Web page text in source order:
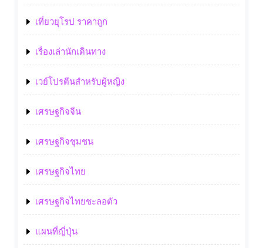
เที่ยวยุโรป ราคาถูก
เรื่องเล่านักเดินทาง
เวย์โปรตีนสำหรับผู้หญิง
เศรษฐกิจจีน
เศรษฐกิจชุมชน
เศรษฐกิจไทย
เศรษฐกิจไทยชะลอตัว
แผนที่ญี่ปุ่น